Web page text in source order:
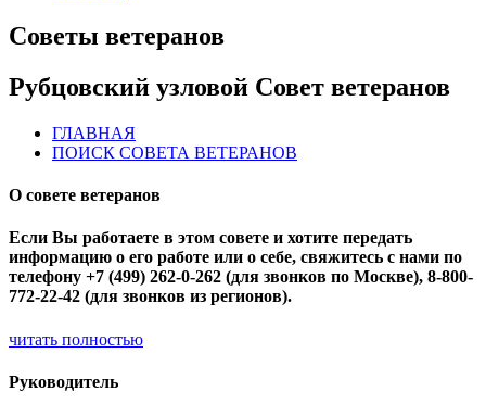
Советы ветеранов
Рубцовский узловой Совет ветеранов
ГЛАВНАЯ
ПОИСК СОВЕТА ВЕТЕРАНОВ
О совете ветеранов
Если Вы работаете в этом совете и хотите передать
информацию о его работе или о себе, свяжитесь с нами по
телефону +7 (499) 262-0-262 (для звонков по Москве), 8-800-
772-22-42 (для звонков из регионов).
читать полностью
Руководитель